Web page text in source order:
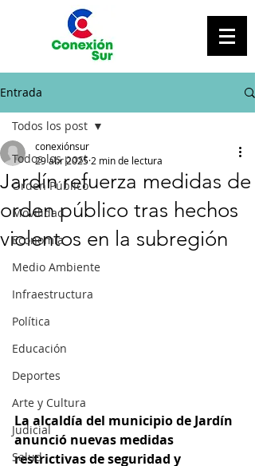
Entrada
Todos los post
Orden Público
Movilidad
Economía
Medio Ambiente
Infraestructura
Política
Educación
Deportes
Arte y Cultura
Judicial
Salud
Todos los post
Jardín refuerza medidas de
orden público tras hechos
violentos en la subregión
conexiónsur
29 abr 2025 2 min de lectura
La alcaldía del municipio de Jardín
anunció nuevas medidas
restrictivas de seguridad y